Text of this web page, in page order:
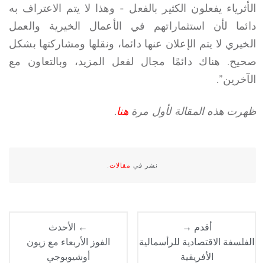
الأثرياء يفعلون الكثير بالفعل - وهذا لا يتم الاعتراف به
دائما لأن استثماراتهم في الأعمال الخيرية والعمل
الخيري لا يتم الإعلان عنها دائما، ونقلها ومشاركتها بشكل
صحيح. هناك دائمًا مجال لفعل المزيد، وبالتعاون مع
الآخرين”.
ظهرت هذه المقالة لأول مرةهنا.
نشر في مقالات.
← الأحدث
الفوز الأربعاء مع زيون
أوشيوبوجي
أقدم →
الفلسفة الاقتصادية للرأسمالية
الأفريقية